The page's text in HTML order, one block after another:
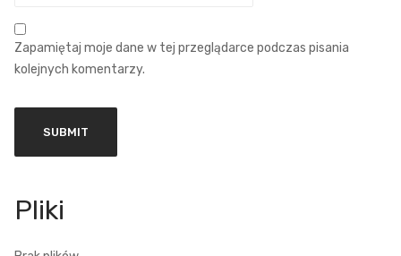
Zapamiętaj moje dane w tej przeglądarce podczas pisania
kolejnych komentarzy.